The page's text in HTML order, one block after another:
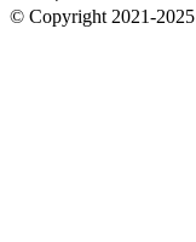
© Copyright 2021-2025